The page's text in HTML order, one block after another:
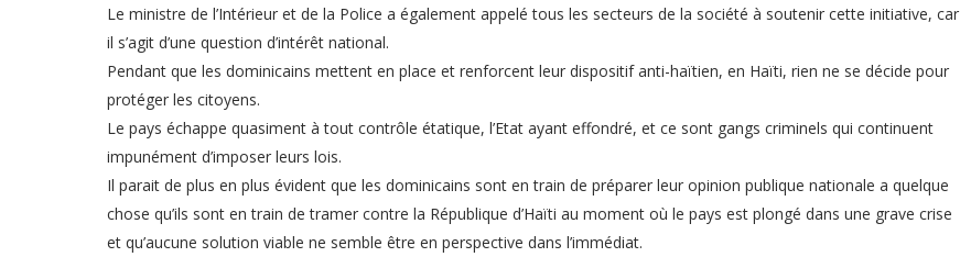
Le ministre de l’Intérieur et de la Police a également appelé tous les secteurs de la société à soutenir cette initiative, car
il s’agit d’une question d’intérêt national.
Pendant que les dominicains mettent en place et renforcent leur dispositif anti-haïtien, en Haïti, rien ne se décide pour
protéger les citoyens.
Le pays échappe quasiment à tout contrôle étatique, l’Etat ayant effondré, et ce sont gangs criminels qui continuent
impunément d’imposer leurs lois.
Il parait de plus en plus évident que les dominicains sont en train de préparer leur opinion publique nationale a quelque
chose qu’ils sont en train de tramer contre la République d’Haïti au moment où le pays est plongé dans une grave crise
et qu’aucune solution viable ne semble être en perspective dans l’immédiat.